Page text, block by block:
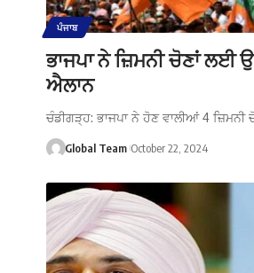
ਪੰਜਾਬ
ਭਾਜਪਾ ਨੇ ਜ਼ਿਮਨੀ ਚੋਣਾਂ ਲਈ
ਐਲਾਨ
ਚੰਡੀਗੜ੍ਹ: ਭਾਜਪਾ ਨੇ ਹੋਣ ਵਾਲੀਆਂ 4 ਜ਼ਿਮਨੀ
Global Team October 22, 2024